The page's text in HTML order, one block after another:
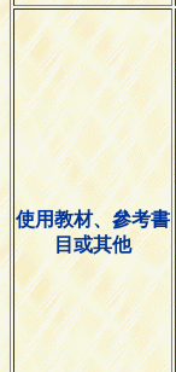
使用教材、參考書
目或其他